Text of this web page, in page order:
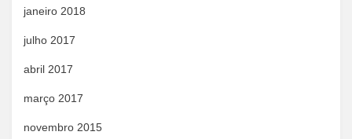
janeiro 2018
julho 2017
abril 2017
março 2017
novembro 2015